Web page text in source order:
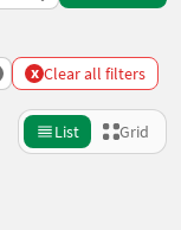
x Clear all filters
List Grid